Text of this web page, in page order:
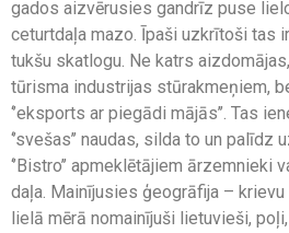
gados aizvērusies gandrīz puse
ceturtdaļa mazo. Īpaši uzkrītoši tas
tukšu skatlogu. Ne katrs
tūrisma industrijas stūrakmeņiem,
‘’eksports ar piegādi mājās’’. Tas
‘’svešas’’ naudas, silda to un palīdz
‘’Bistro’’ apmeklētājiem ārzemnieki
daļa. Mainījusies ģeogrāfija –
lielā mērā nomainījuši lietuvieši,